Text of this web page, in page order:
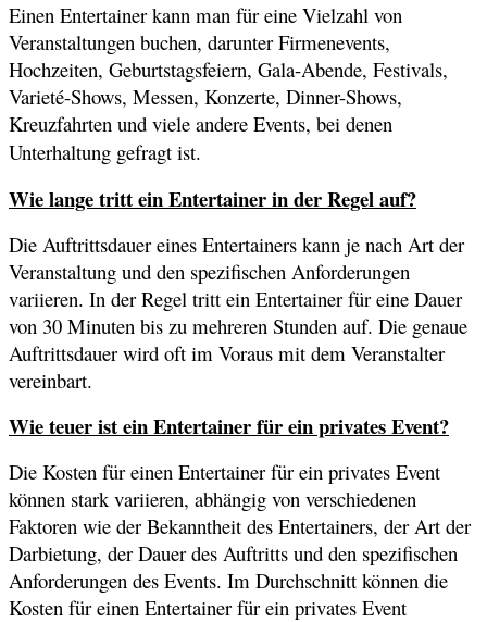
Einen Entertainer kann man für eine Vielzahl von
Veranstaltungen buchen, darunter Firmenevents,
Hochzeiten, Geburtstagsfeiern, Gala-Abende, Festivals,
Varieté-Shows, Messen, Konzerte, Dinner-Shows,
Kreuzfahrten und viele andere Events, bei denen
Unterhaltung gefragt ist.
Wie lange tritt ein Entertainer in der Regel auf?
Die Auftrittsdauer eines Entertainers kann je nach Art der
Veranstaltung und den spezifischen Anforderungen
variieren. In der Regel tritt ein Entertainer für eine Dauer
von 30 Minuten bis zu mehreren Stunden auf. Die genaue
Auftrittsdauer wird oft im Voraus mit dem Veranstalter
vereinbart.
Wie teuer ist ein Entertainer für ein privates Event?
Die Kosten für einen Entertainer für ein privates Event
können stark variieren, abhängig von verschiedenen
Faktoren wie der Bekanntheit des Entertainers, der Art der
Darbietung, der Dauer des Auftritts und den spezifischen
Anforderungen des Events. Im Durchschnitt können die
Kosten für einen Entertainer für ein privates Event